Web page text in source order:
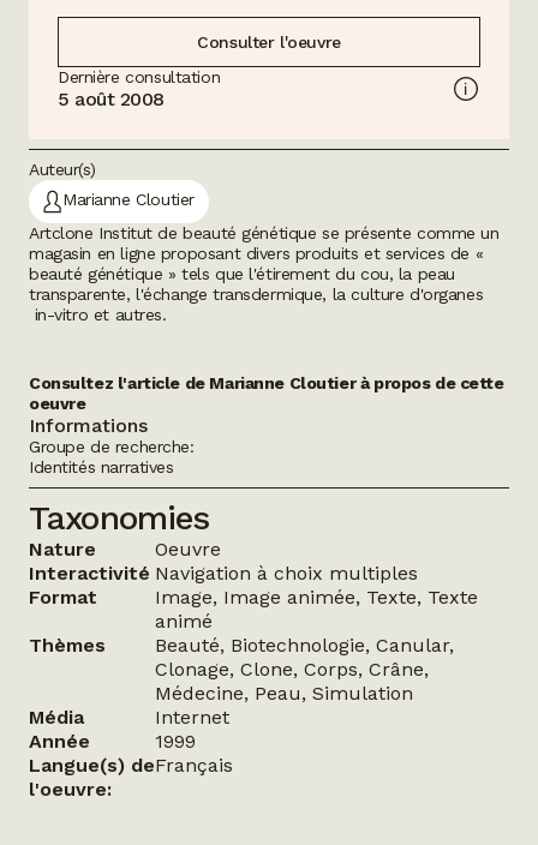
Consulter l'oeuvre
Dernière consultation
5 août 2008
Auteur(s)
Marianne Cloutier
Artclone Institut de beauté génétique se présente comme un
magasin en ligne proposant divers produits et services de «
beauté génétique » tels que l'étirement du cou, la peau
transparente, l'échange transdermique, la culture d'organes
in-vitro et autres.
Consultez l'article de Marianne Cloutierà propos de cette
oeuvre
Informations
Groupe de recherche:
Identités narratives
Taxonomies
Nature
Oeuvre
Interactivité Navigation à choix multiples
Format
Image, Image animée, Texte, Texte
animé
Thèmes
Beauté, Biotechnologie, Canular,
Clonage, Clone, Corps, Crâne,
Médecine, Peau, Simulation
Média
Internet
Année
1999
Langue(s) de
l'oeuvre:
Français